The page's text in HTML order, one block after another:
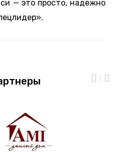
— это просто, надёжно